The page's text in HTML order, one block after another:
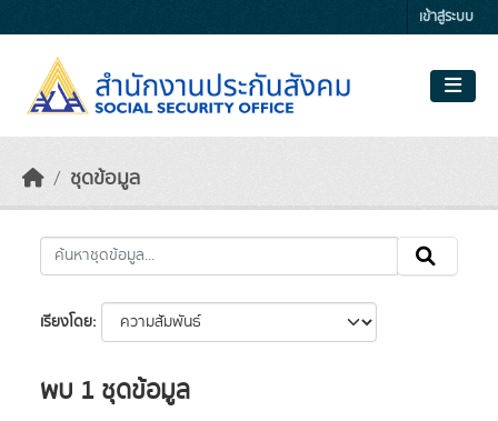
เข้าสู่ระบบ
ชุดข้อมูล
เรียงโดย
พบ 1 ชุดข้อมูล